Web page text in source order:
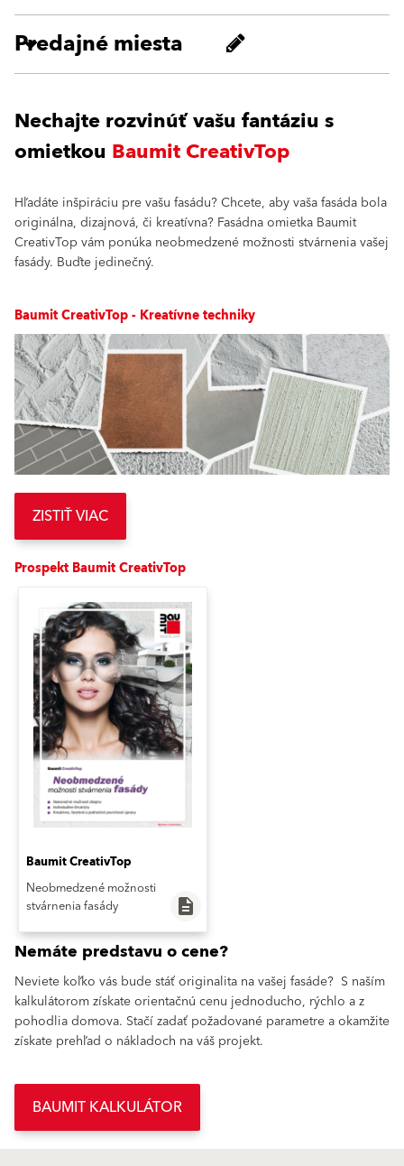
Predajné miesta
Nechajte rozvinúť vašu fantáziu s
omietkou Baumit CreativTop
Hľadáte inšpiráciu pre vašu fasádu? Chcete, aby vaša fasáda bola
originálna, dizajnová, či kreatívna? Fasádna omietka Baumit
CreativTop vám ponúka neobmedzené možnosti stvárnenia vašej
fasády. Buďte jedinečný.
Baumit CreativTop - Kreatívne techniky
ZISTIŤ VIAC
Prospekt Baumit CreativTop
Baumit CreativTop
Neobmedzené možnosti
stvárnenia fasády
description
Nemáte predstavu o cene?
Neviete koľko vás bude stáť originalita na vašej fasáde? S naším
kalkulátorom získate orientačnú cenu jednoducho, rýchlo a z
pohodlia domova. Stačí zadať požadované parametre a okamžite
získate prehľad o nákladoch na váš projekt.
BAUMIT KALKULÁTOR